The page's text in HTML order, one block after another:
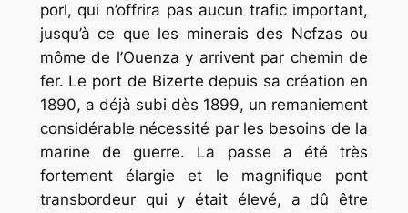
porl, qui n’offrira pas aucun trafic important,
jusqu’à ce que les minerais des Ncfzas ou
môme de l’Ouenza y arrivent par chemin de
fer. Le port de Bizerte depuis sa création en
1890, a déjà subi dès 1899, un remaniement
considérable nécessité par les besoins de la
marine de guerre. La passe a été très
fortement élargie et le magnifique pont
transbordeur qui y était élevé, a dû être